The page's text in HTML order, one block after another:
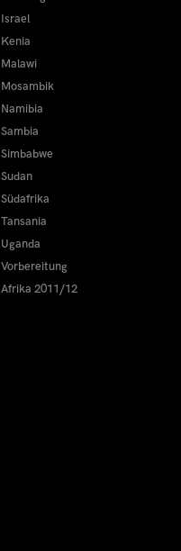
Israel
Kenia
Malawi
Mosambik
Namibia
Sambia
Simbabwe
Sudan
Südafrika
Tansania
Uganda
Vorbereitung
Afrika 2011/12